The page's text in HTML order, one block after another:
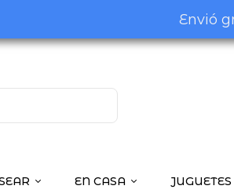
Envió
EN CASA JUGUETES